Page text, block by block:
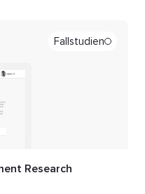
Fallstudien
Research